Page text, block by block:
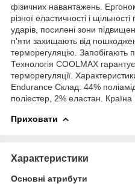
фізичних навантажень.
різної еластичності і
ударів, посилені зони
п'яти захищають від
терморегуляцію. Запобігають
Технологія COOLMAX
терморегуляції.
Endurance Склад: 44%
поліестер, 2% еластан. Країна
Приховати
Характеристики
Основні атрибути